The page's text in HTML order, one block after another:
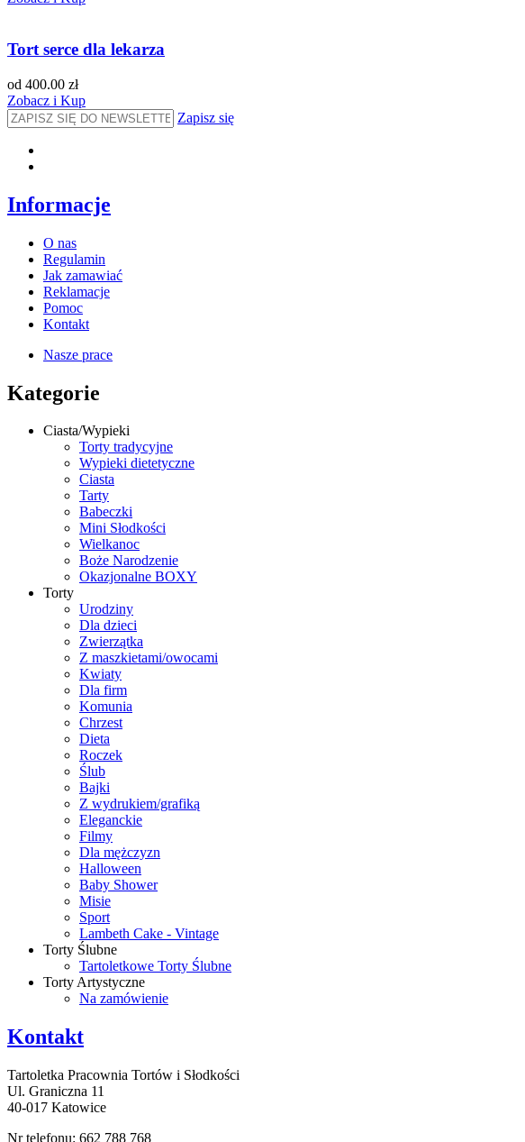
Tort serce dla lekarza
od 400.00 zł
Zobacz i Kup
Zapisz się
Informacje
O nas
Regulamin
Jak zamawiać
Reklamacje
Pomoc
Kontakt
Nasze prace
Kategorie
Ciasta/Wypieki
Torty tradycyjne
Wypieki dietetyczne
Ciasta
Tarty
Babeczki
Mini Słodkości
Wielkanoc
Boże Narodzenie
Okazjonalne BOXY
Torty
Urodziny
Dla dzieci
Zwierzątka
Z maszkietami/owocami
Kwiaty
Dla firm
Komunia
Chrzest
Dieta
Roczek
Ślub
Bajki
Z wydrukiem/grafiką
Eleganckie
Filmy
Dla mężczyzn
Halloween
Baby Shower
Misie
Sport
Lambeth Cake - Vintage
Torty Ślubne
Tartoletkowe Torty Ślubne
Torty Artystyczne
Na zamówienie
Kontakt
Tartoletka Pracownia Tortów i Słodkości
Ul. Graniczna 11
40-017 Katowice
Nr telefonu: 662 788 768